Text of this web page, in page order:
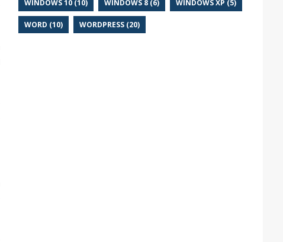
WINDOWS 10 (10) WINDOWS 8 (6) WINDOWS XP (5)
WORD (10) WORDPRESS (20)